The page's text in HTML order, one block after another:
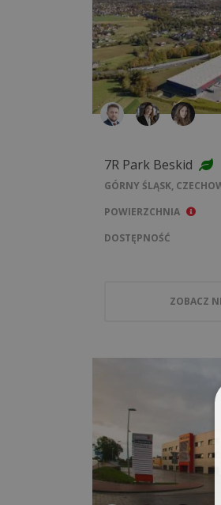
7R Park Beskid
GÓRNY ŚLĄSK,
POWIERZCHNIA
DOSTĘPNOŚĆ
ZOBACZ